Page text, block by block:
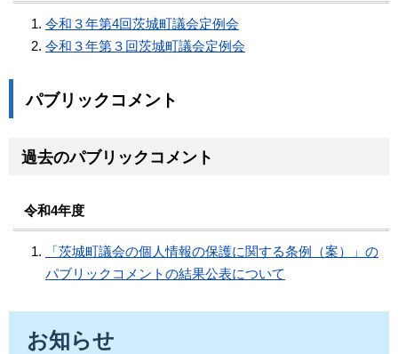
令和３年第4回茨城町議会定例会
令和３年第３回茨城町議会定例会
パブリックコメント
過去のパブリックコメント
令和4年度
「茨城町議会の個人情報の保護に関する条例（案）」の
パブリックコメントの結果公表について
お知らせ